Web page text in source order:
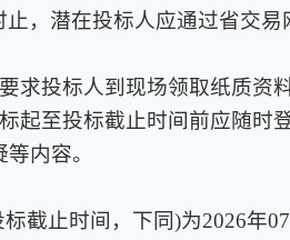
，潜在投标人应通过省交
求投标人到现场领取纸质资
起至投标截止时间前应随时
内容。
截止时间，下同)为2026年07